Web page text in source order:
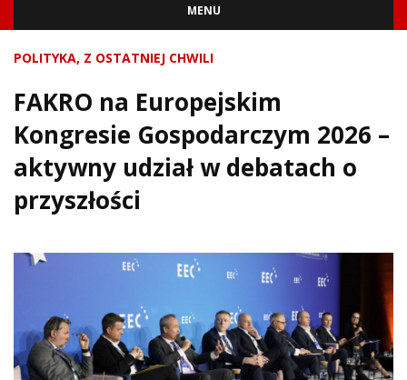
MENU
POLITYKA, Z OSTATNIEJ CHWILI
FAKRO na Europejskim
Kongresie Gospodarczym 2026 –
aktywny udział w debatach o
przyszłości